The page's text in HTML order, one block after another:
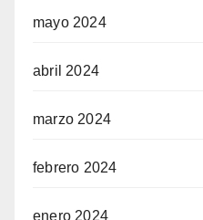
mayo 2024
abril 2024
marzo 2024
febrero 2024
enero 2024